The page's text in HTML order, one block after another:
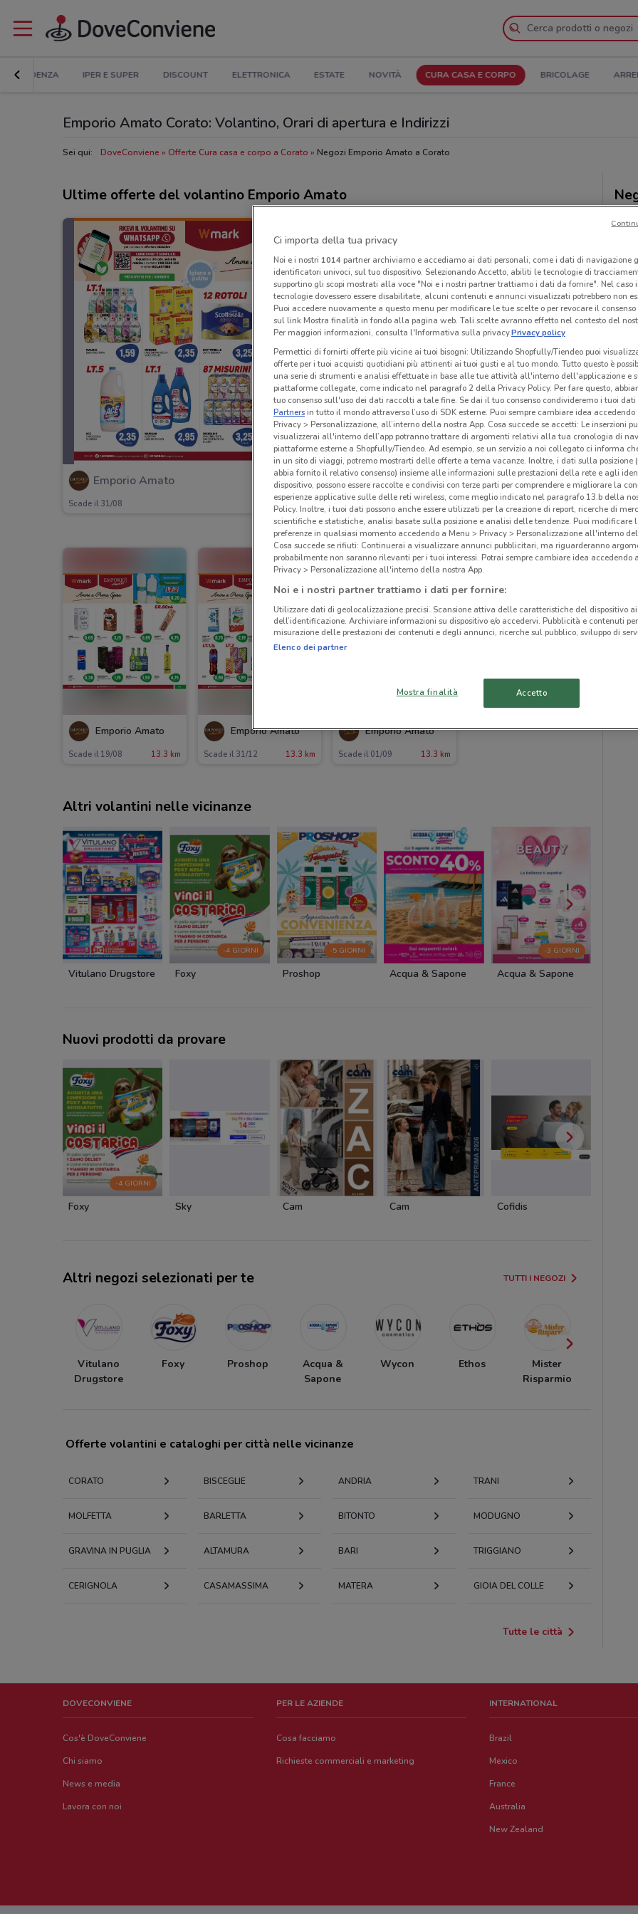
IN EVIDENZA IPER E SUPER DISCOUNT ELETTRONICA ESTATE NOVITÀ CURA CASA E CORPO BRICOLAGE
Emporio Amato Corato: Volantino, Orari di apertura e Indirizzi
Sei qui: DoveConviene Offerte Cura casa e corpo a Corato Negozi Emporio Amato a Corato
Ultime offerte del volantino Emporio Amato
Emporio Amato
Scade il 31/08 13.3 km
Emporio Amato
Scade il 19/08 13.3 km
Emporio Amato
Scade il 31/12 13.3 km
Emporio Amato
Scade il 01/09 13.3 km
Altri volantini nelle vicinanze
Vitulano Drugstore
-4 GIORNI
Foxy
-5 GIORNI
Proshop Acqua & Sapone
-3 GIORNI
Acqua & Sapone
Nuovi prodotti da provare
-4 GIORNI
Foxy Sky Cam Cam Cofidis
Altri negozi selezionati per te TUTTI I NEGOZI
Vitulano
Drugstore
Foxy Proshop
Acqua &
Sapone
Wycon Ethos
Mister
Risparmio
Offerte volantini e cataloghi per città nelle vicinanze
CORATO BISCEGLIE ANDRIA TRANI
MOLFETTA BARLETTA BITONTO MODUGNO
GRAVINA IN PUGLIA ALTAMURA BARI TRIGGIANO
CERIGNOLA CASAMASSIMA MATERA GIOIA DEL COLLE
Tutte le città
DOVECONVIENE
Cos'è DoveConviene
Chi siamo
News e media
Lavora con noi
PER LE AZIENDE
Cosa facciamo
Richieste commerciali e marketing
INTERNATIONAL
Brazil
Mexico
France
Australia
New Zealand
Ci importa della tua privacy
Noi e i nostri 1014partner archiviamo e accediamo ai dati personali, come i dati di navigazione
identificatori univoci, sul tuo dispositivo. Selezionando Accetto, abiliti le tecnologie di
supportino gli scopi mostrati alla voce "Noi e i nostri partner trattiamo i dati da fornire". Nel caso
tecnologie dovessero essere disabilitate, alcuni contenuti e annunci visualizzati potrebbero non
Puoi accedere nuovamente a questo menu per modificare le tue scelte o per revocare il
sul link Mostra finalità in fondo alla pagina web. Tali scelte avranno effetto nel contesto del
Per maggiori informazioni, consulta l'Informativa sulla privacy.Privacy policy
Permettici di fornirti offerte più vicine ai tuoi bisogni: Utilizzando Shopfully/Tiendeo puoi
offerte per i tuoi acquisti quotidiani più attinenti ai tuoi gusti e al tuo mondo. Tutto questo è
una serie di strumenti e analisi effettuate in base alle tue attività all'interno dell'applicazione e
piattaforme collegate, come indicato nel paragrafo 2 della Privacy Policy. Per fare questo,
tuo consenso sull'uso dei dati raccolti a tale fine. Se dai il tuo consenso condivideremo i tuoi dati
Partnersin tutto il mondo attraverso l’uso di SDK esterne. Puoi sempre cambiare idea accedendo
Privacy > Personalizzazione, all’interno della nostra App. Cosa succede se accetti: Le inserzioni
visualizzerai all'interno dell’app potranno trattare di argomenti relativi alla tua cronologia di
piattaforme esterne a Shopfully/Tiendeo. Ad esempio, se un servizio a noi collegato ci informa
in un sito di viaggi, potremo mostrarti delle offerte a tema vacanze. Inoltre, i dati sulla posizione
abbia fornito il relativo consenso) insieme alle informazioni sulle prestazioni della rete e agli
dispositivo, possono essere raccolte e condivisi con terze parti per comprendere e migliorare la
esperienze applicative sulle delle reti wireless, come meglio indicato nel paragrafo 13.b della
Policy. Inoltre, i tuoi dati possono anche essere utilizzati per la creazione di report, ricerche di
scientifiche e statistiche, analisi basate sulla posizione e analisi delle tendenze. Puoi modificare
preferenze in qualsiasi momento accedendo a Menu > Privacy > Personalizzazione all'interno
Cosa succede se rifiuti: Continuerai a visualizzare annunci pubblicitari, ma riguarderanno
probabilmente non saranno rilevanti per i tuoi interessi. Potrai sempre cambiare idea accedendo
Privacy > Personalizzazione all'interno della nostra App.
Noi e i nostri partner trattiamo i dati per fornire:
Utilizzare dati di geolocalizzazione precisi. Scansione attiva delle caratteristiche del dispositivo
dell’identificazione. Archiviare informazioni su dispositivo e/o accedervi. Pubblicità e contenuti
misurazione delle prestazioni dei contenuti e degli annunci, ricerche sul pubblico, sviluppo di
Elenco dei partner
Mostra finalità Accetto